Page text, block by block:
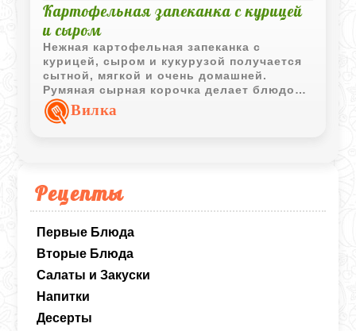
Рецепты
Первые Блюда
Вторые Блюда
Салаты и Закуски
Напитки
Десерты
Картофельная запеканка с курицей
и сыром
Нежная картофельная запеканка с
курицей, сыром и кукурузой получается
сытной, мягкой и очень домашней.
Румяная сырная корочка делает блюдо
особенно аппетитным.
Вилка